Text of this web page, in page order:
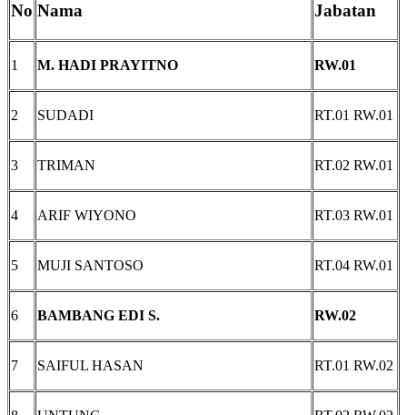
No Nama Jabatan
1 M. HADI PRAYITNO RW.01
2 SUDADI RT.01 RW.01
3 TRIMAN RT.02 RW.01
4 ARIF WIYONO RT.03 RW.01
5 MUJI SANTOSO RT.04 RW.01
6 BAMBANG EDI S. RW.02
7 SAIFUL HASAN RT.01 RW.02